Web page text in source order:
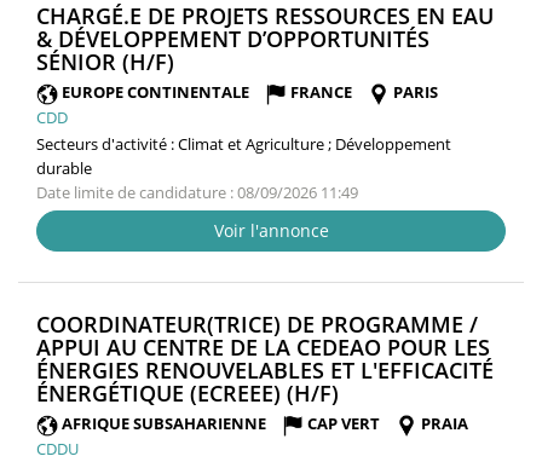
CHARGÉ.E DE PROJETS RESSOURCES EN EAU
& DÉVELOPPEMENT D’OPPORTUNITÉS
SÉNIOR (H/F)
FENÊTRE)
EUROPE CONTINENTALE FRANCE
PARIS
CDD
Secteurs d'activité :Climat et Agriculture ; Développement
durable
Date limite de candidature : 08/09/2026 11:49
Voir l'annonce
COORDINATEUR(TRICE) DE PROGRAMME /
APPUI AU CENTRE DE LA CEDEAO POUR LES
ÉNERGIES RENOUVELABLES ET L'EFFICACITÉ
ÉNERGÉTIQUE (ECREEE) (H/F)
FENÊTRE)
AFRIQUE SUBSAHARIENNE CAP VERT
PRAIA
CDDU